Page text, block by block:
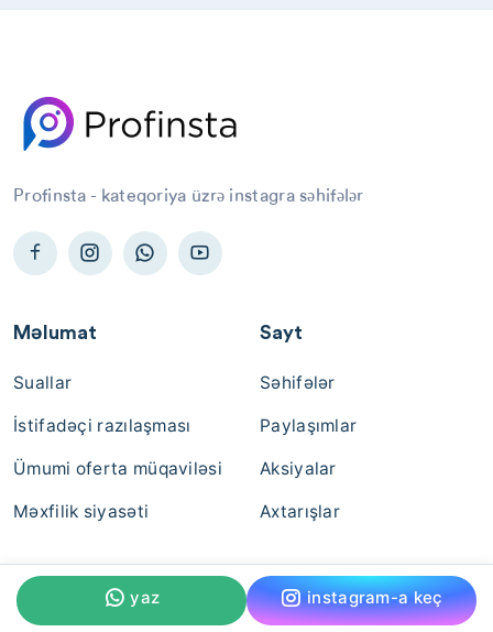
yaz instagram-a keç
Profinsta - kateqoriya üzrə instagra səhifələr
Məlumat
Suallar
İstifadəçi razılaşması
Ümumi oferta müqaviləsi
Məxfilik siyasəti
Sayt
Səhifələr
Paylaşımlar
Aksiyalar
Axtarışlar